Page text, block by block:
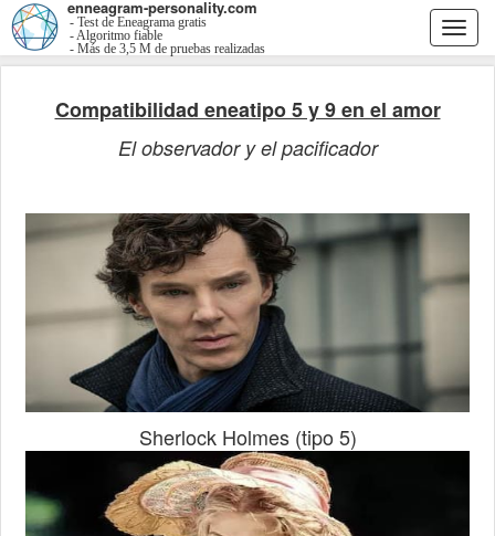
enneagram-personality.com
- Test de Eneagrama gratis
- Algoritmo fiable
- Más de 3,5 M de pruebas realizadas
Compatibilidad eneatipo 5 y 9 en el amor
El observador y el pacificador
Sherlock Holmes (tipo 5)